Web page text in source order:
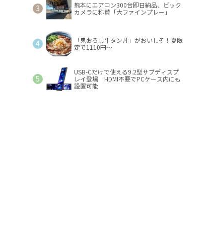
熊本にエアコン300台即日納品、ビック
カメラに称賛「大ファインプレー」
「鬼おろし牛タン丼」がおいしそ！夏限
定で1110円～
USB-Cだけで使える9.2型サブディスプ
レイ登場 HDMI不要でPCケース内にも
設置可能